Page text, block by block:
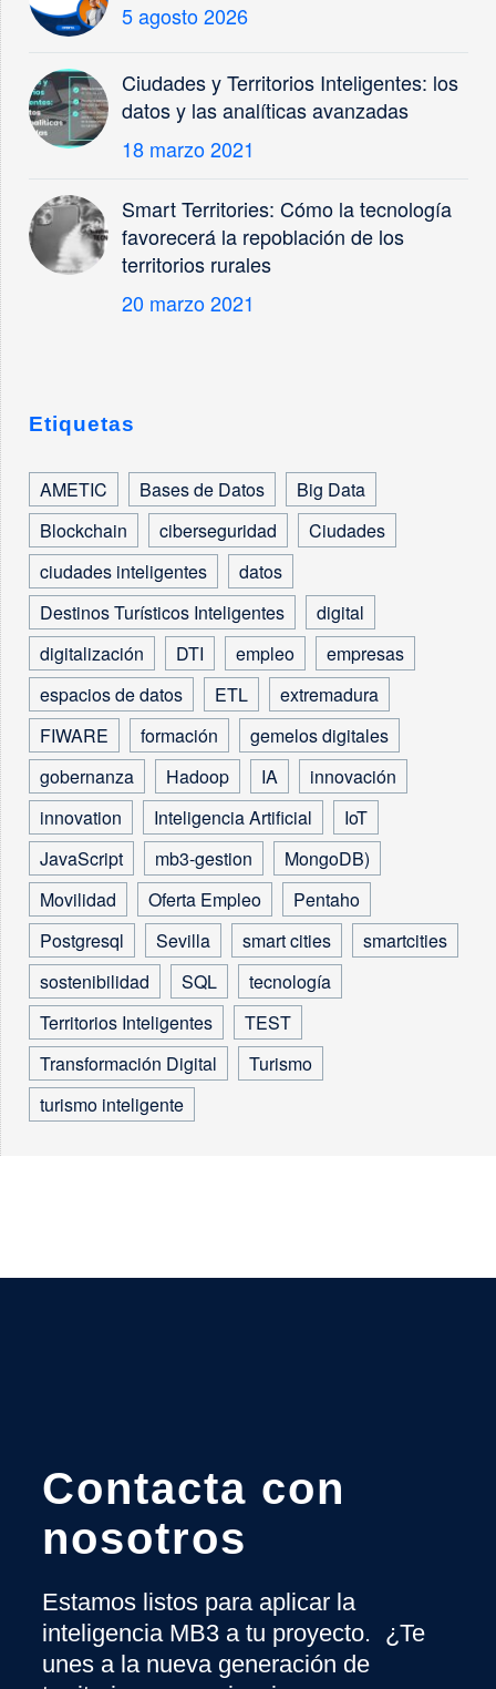
5 agosto 2026
Ciudades y Territorios Inteligentes: los
datos y las analíticas avanzadas
18 marzo 2021
Smart Territories: Cómo la tecnología
favorecerá la repoblación de los
territorios rurales
20 marzo 2021
Etiquetas
AMETIC Bases de Datos
Big Data
Blockchain
ciberseguridad
Ciudades
ciudades inteligentes
datos
Destinos Turísticos Inteligentes
digital
digitalización
DTI empleo
empresas
espacios de datos
ETL
extremadura
FIWARE
formación
gemelos digitales
gobernanza
Hadoop IA
innovación
innovation
Inteligencia Artificial
IoT
JavaScript
mb3-gestion
MongoDB)
Movilidad
Oferta Empleo
Pentaho
Postgresql
Sevilla smart cities
smartcities
sostenibilidad
SQL
tecnología
Territorios Inteligentes
TEST
Transformación Digital
Turismo
turismo inteligente
Contacta con
nosotros
Estamos listos para aplicar la
inteligencia MB3 a tu proyecto. ¿Te
unes a la nueva generación de